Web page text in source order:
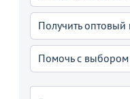
Получить оптовый
Помочь с выбором